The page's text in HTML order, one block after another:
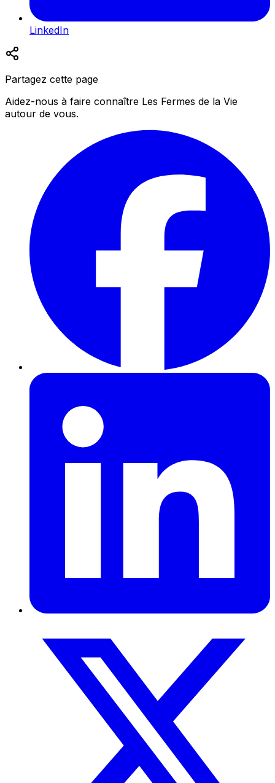
LinkedIn
Partagez cette page
Aidez-nous à faire connaître Les Fermes de la Vie
autour de vous.